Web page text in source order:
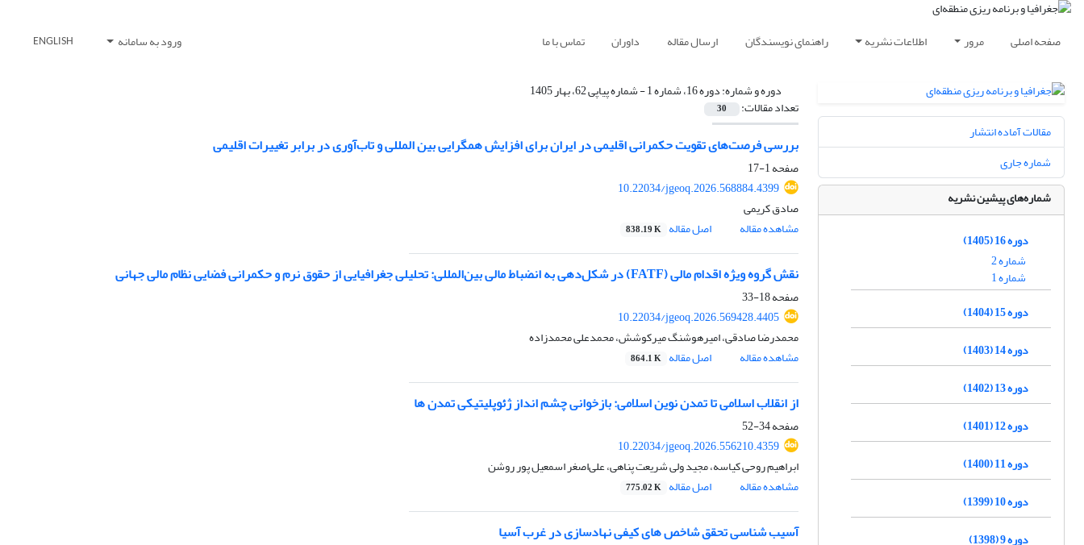
صفحه اصلی مرور اطلاعات نشریه راهنمای نویسندگان ارسال مقاله داوران تماس با ما ورود به سامانه ENGLISH
دوره و شماره:دوره 16، شماره 1 - شماره پیاپی 62، بهار 1405
تعداد مقالات: 30
بررسی فرصت‌های تقویت حکمرانی اقلیمی در ایران برای افزایش همگرایی بین المللی و تاب‌آوری در برابر تغییرات اقلیمی
صفحه1-17
10.22034/jgeoq.2026.568884.4399
صادق کریمی
مشاهده مقاله
اصل مقاله 838.19 K
نقش گروه ویژه اقدام مالی (FATF) در شکل‌دهی به انضباط مالی بین‌المللی: تحلیلی جغرافیایی از حقوق نرم و حکمرانی فضایی نظام مالی جهانی
صفحه18-33
10.22034/jgeoq.2026.569428.4405
محمدرضا صادقی، امیرهوشنگ میرکوشش، محمدعلی محمدزاده
مشاهده مقاله
اصل مقاله 864.1 K
از انقلاب اسلامی تا تمدن نوین اسلامی: بازخوانی چشم انداز ژئوپلیتیکی تمدن ها
صفحه34-52
10.22034/jgeoq.2026.556210.4359
ابراهیم روحی کیاسه، مجید ولی شریعت پناهی، علی‌اصغر اسمعیل پور روشن
مشاهده مقاله
اصل مقاله 775.02 K
آسیب شناسی تحقق شاخص های کیفی نهادسازی در غرب آسیا
مقالات آماده انتشار
شماره جاری
شماره‌های پیشین نشریه
دوره 16 (1405)
شماره 2
شماره 1
دوره 15 (1404)
دوره 14 (1403)
دوره 13 (1402)
دوره 12 (1401)
دوره 11 (1400)
دوره 10 (1399)
دوره 9 (1398)